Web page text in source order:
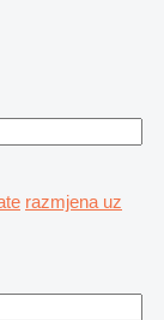
razmjena uz